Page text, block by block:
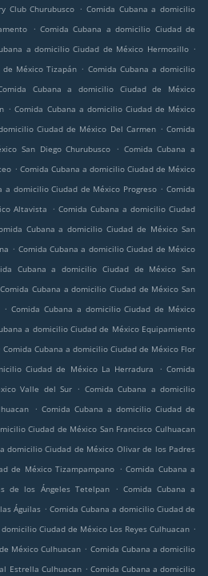
Club Churubusco . Comida Cubana a domicilio
. Comida Cubana a domicilio Ciudad de
a domicilio Ciudad de México Hermosillo .
México Tizapán . Comida Cubana a domicilio
Cubana a domicilio Ciudad de México
. Comida Cubana a domicilio Ciudad de México
Ciudad de México Del Carmen . Comida
San Diego Churubusco
. Comida Cubana a
. Comida Cubana a domicilio Ciudad de México
a domicilio Ciudad de México Progreso . Comida
Altavista
. Comida Cubana a domicilio Ciudad
Cubana a domicilio Ciudad de México San
. Comida Cubana a domicilio Ciudad de México
Cubana a domicilio Ciudad de México San
Comida Cubana a domicilio Ciudad de México San
. Comida Cubana a domicilio Ciudad de México
a domicilio Ciudad de México Equipamiento
Comida Cubana a domicilio Ciudad de México Flor
Ciudad de México La Herradura . Comida
Valle del Sur . Comida Cubana a domicilio
. Comida Cubana a domicilio Ciudad de
Ciudad de México San Francisco Culhuacan
domicilio Ciudad de México Olivar de los Padres
de México Tizampampano . Comida Cubana a
de los Ángeles Tetelpan
. Comida Cubana a
Águilas . Comida Cubana a domicilio Ciudad de
Ciudad de México Los Reyes Culhuacan .
México Culhuacan . Comida Cubana a domicilio
Estrella Culhuacan . Comida Cubana a domicilio